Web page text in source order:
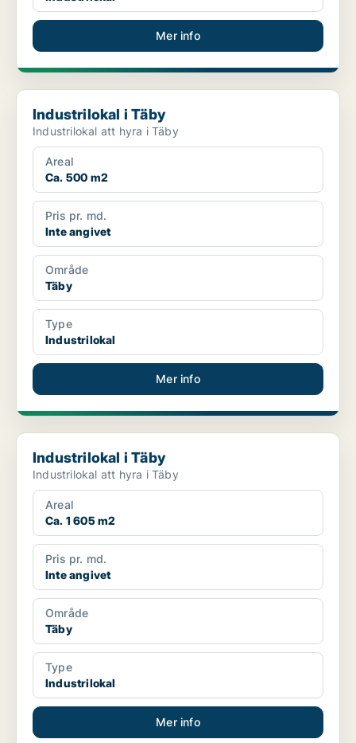
Mer info
Industrilokal i Täby
Industrilokal i Täby
Industrilokal att hyra i Täby
Areal
Ca. 500 m2
Pris pr. md.
Inte angivet
Område
Täby
Type
Industrilokal
Mer info
Industrilokal i Täby
Industrilokal i Täby
Industrilokal att hyra i Täby
Areal
Ca. 1 605 m2
Pris pr. md.
Inte angivet
Område
Täby
Type
Industrilokal
Mer info